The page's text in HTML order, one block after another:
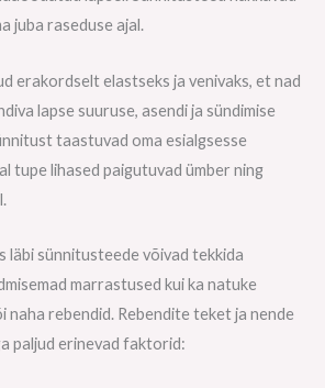
juba raseduse ajal.
erakordselt elastseks ja venivaks, et nad
lapse suuruse, asendi ja sündimise
taastuvad oma esialgsesse
tupe lihased paigutuvad ümber ning
läbi sünnitusteede võivad tekkida
marrastused kui ka natuke
naha rebendid. Rebendite teket ja nende
paljud erinevad faktorid: